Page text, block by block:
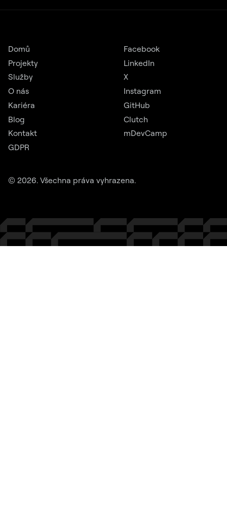
© 2026. Všechna práva vyhrazena.
Domů
Projekty
Služby
O nás
Kariéra
Blog
Kontakt
GDPR
Facebook
LinkedIn
X
Instagram
GitHub
Clutch
mDevCamp